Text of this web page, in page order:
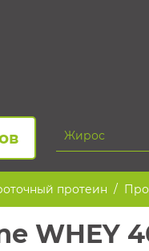
протеин
WHEY